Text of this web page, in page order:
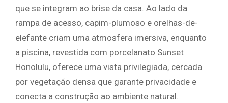
que se integram ao brise da casa. Ao lado da
rampa de acesso, capim-plumoso e orelhas-de-
elefante criam uma atmosfera imersiva, enquanto
a piscina, revestida com porcelanato Sunset
Honolulu, oferece uma vista privilegiada, cercada
por vegetação densa que garante privacidade e
conecta a construção ao ambiente natural.